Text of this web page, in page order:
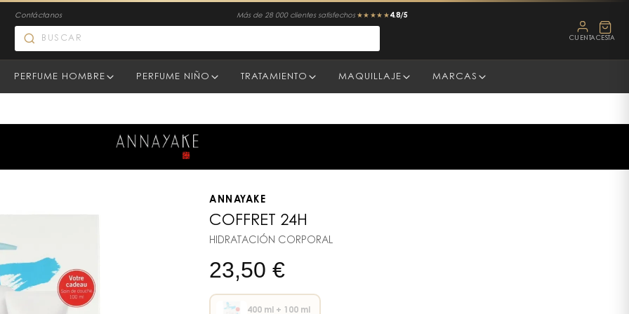
Contáctanos Más de 28 000 clientes satisfechos ★★★★★ 4.8/5
CUENTA CESTA
PERFUME HOMBRE PERFUME NIÑO TRATAMIENTO MAQUILLAJE MARCAS
ANNAYAKE
COFFRET 24H
HIDRATACIÓN CORPORAL
23,50 €
400 ml + 100 ml